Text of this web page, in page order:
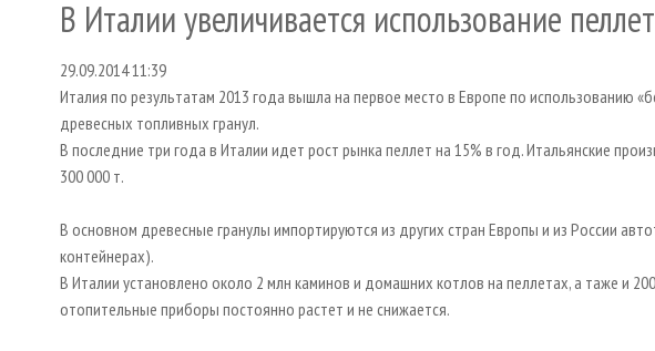
В Италии увеличивается использование пеллет
29.09.2014 11:39
Италия по результатам 2013 года вышла на первое место в Европе по использованию
древесных топливных гранул.
В последние три года в Италии идет рост рынка пеллет на 15% в год. Итальянские
300 000 т.
В основном древесные гранулы импортируются из других стран Европы и из России
контейнерах).
В Италии установлено около 2 млн каминов и домашних котлов на пеллетах, а таже и
отопительные приборы постоянно растет и не снижается.